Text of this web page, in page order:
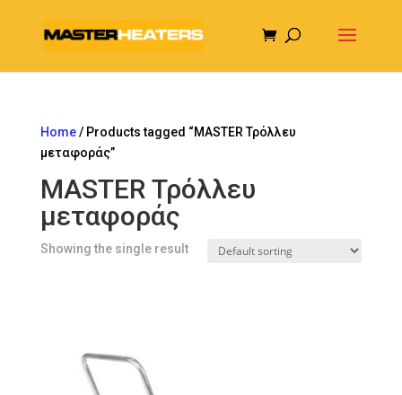
Home/ Products tagged “MASTER Τρόλλευ
μεταφοράς”
MASTER Τρόλλευ
μεταφοράς
Showing the single result